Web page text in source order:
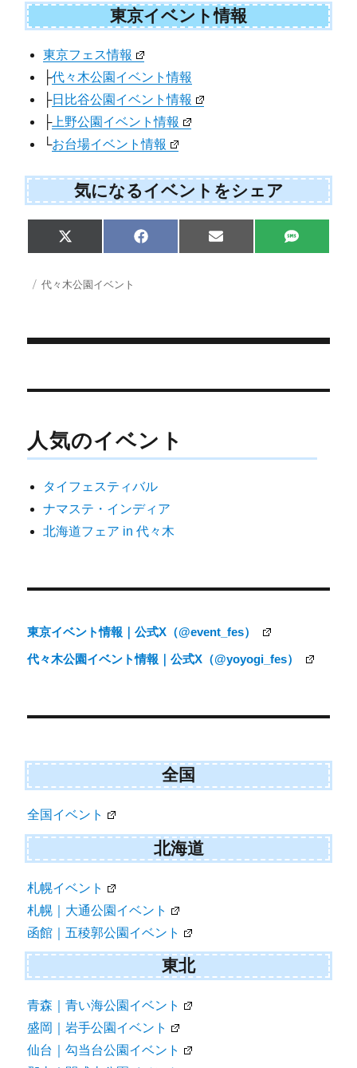
東京イベント情報
東京フェス情報
├代々木公園イベント情報
├日比谷公園イベント情報
├上野公園イベント情報
└お台場イベント情報
気になるイベントをシェア
Share
on
X
(
w
i
r
Share
on
F
a
Share
on
E
m
Share
on
S
M
投 カ
代々木公園イベント
稿
ビ
ー
シ
人気のイベント
タイフェスティバル
ナマステ・インディア
北海道フェア in 代々木
東京イベント情報｜公式X（@event_fes）
代々木公園イベント情報｜公式X（@yoyogi_fes）
全国
全国イベント
北海道
札幌イベント
札幌｜大通公園イベント
函館｜五稜郭公園イベント
東北
青森｜青い海公園イベント
盛岡｜岩手公園イベント
仙台｜勾当台公園イベント